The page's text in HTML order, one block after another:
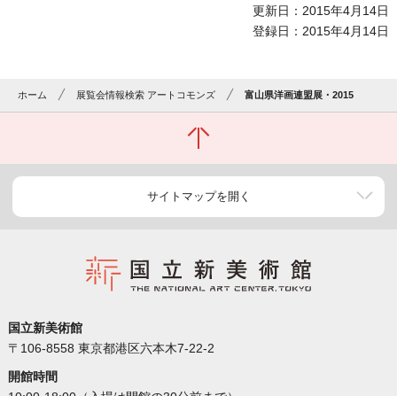
更新日：2015年4月14日
登録日：2015年4月14日
ホーム 展覧会情報検索 アートコモンズ 富山県洋画連盟展・2015
サイトマップを開く
国立新美術館
〒106-8558 東京都港区六本木7-22-2
開館時間